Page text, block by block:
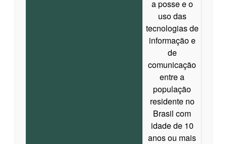
a posse e o
uso das
tecnologias de
informação e
de
comunicação
entre a
população
residente no
Brasil com
idade de 10
anos ou mais